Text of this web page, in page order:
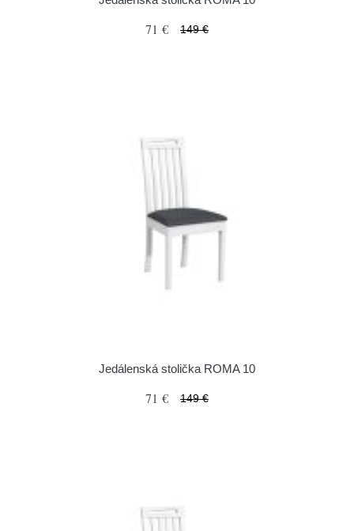
71 € 149 €
Jedálenská stolička ROMA 10
71 € 149 €